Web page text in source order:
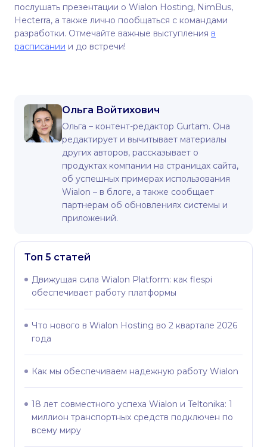
послушать презентации о Wialon Hosting, NimBus,
Hecterra, а также лично пообщаться с командами
разработки. Отмечайте важные выступления в
расписании и до встречи!
Ольга Войтихович
Ольга – контент-редактор Gurtam. Она
редактирует и вычитывает материалы
других авторов, рассказывает о
продуктах компании на страницах сайта,
об успешных примерах использования
Wialon – в блоге, а также сообщает
партнерам об обновлениях системы и
приложений.
Топ 5 статей
Движущая сила Wialon Platform: как flespi
обеспечивает работу платформы
Что нового в Wialon Hosting во 2 квартале 2026
года
Как мы обеспечиваем надежную работу Wialon
18 лет совместного успеха Wialon и Teltonika: 1
миллион транспортных средств подключен по
всему миру